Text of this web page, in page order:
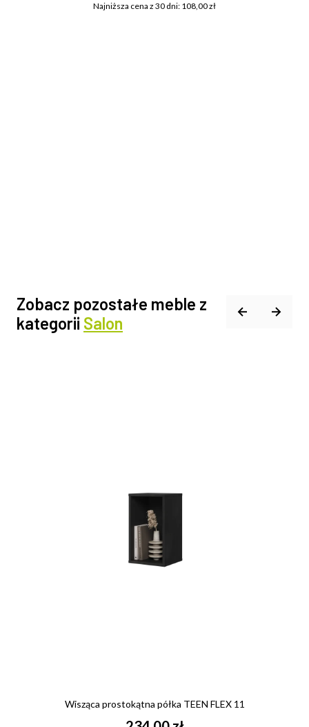
Najniższa cena z 30 dni: 108,00 zł
Zobacz pozostałe meble z
kategorii Salon
Wisząca prostokątna półka TEEN FLEX 11